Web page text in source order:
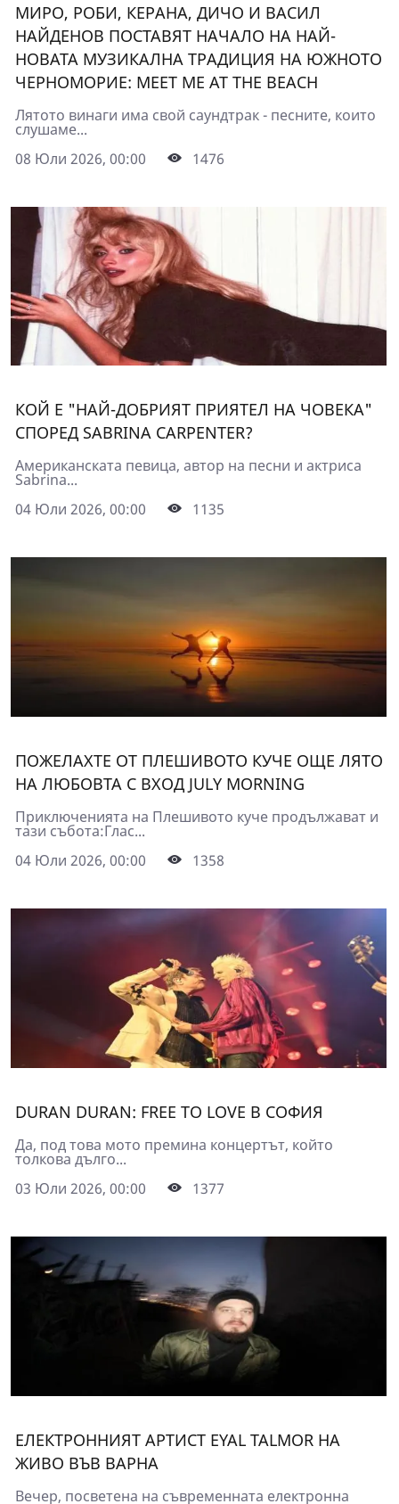
МИРО, РОБИ, КЕРАНА, ДИЧО И ВАСИЛ
НАЙДЕНОВ ПОСТАВЯТ НАЧАЛО НА НАЙ-
НОВАТА МУЗИКАЛНА ТРАДИЦИЯ НА ЮЖНОТО
ЧЕРНОМОРИЕ: MEET ME AT THE BEACH
Лятото винаги има свой саундтрак - песните, които
слушаме...
08 Юли 2026, 00:00
1476
КОЙ Е "НАЙ-ДОБРИЯТ ПРИЯТЕЛ НА ЧОВЕКА"
СПОРЕД SABRINA CARPENTER?
Американската певица, автор на песни и актриса
Sabrina...
04 Юли 2026, 00:00
1135
ПОЖЕЛАХТЕ ОТ ПЛЕШИВОТО КУЧЕ ОЩЕ ЛЯТО
НА ЛЮБОВТА С ВХОД JULY MORNING
Приключенията на Плешивото куче продължават и
тази събота:Глас...
04 Юли 2026, 00:00
1358
DURAN DURAN: FREE TO LOVE В СОФИЯ
Да, под това мото премина концертът, който
толкова дълго...
03 Юли 2026, 00:00
1377
ЕЛЕКТРОННИЯТ АРТИСТ EYAL TALMOR НА
ЖИВО ВЪВ ВАРНА
Вечер, посветена на съвременната електронна